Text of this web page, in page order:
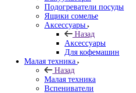
Подогреватели посуды
Ящики сомелье
Аксессуары
Назад
Аксессуары
Для кофемашин
Малая техника
Назад
Малая техника
Вспениватели